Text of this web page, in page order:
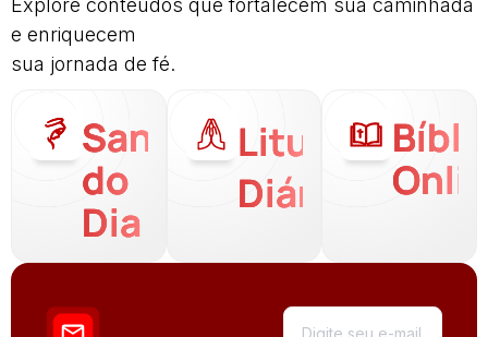
Explore conteúdos que fortalecem sua caminhada
e enriquecem
sua jornada de fé.
Santo
do
Dia
Liturgia
Diária